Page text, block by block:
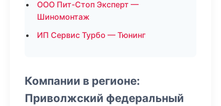
ООО Пит-Стоп Эксперт —
Шиномонтаж
ИП Сервис Турбо — Тюнинг
Компании в регионе:
Приволжский федеральный